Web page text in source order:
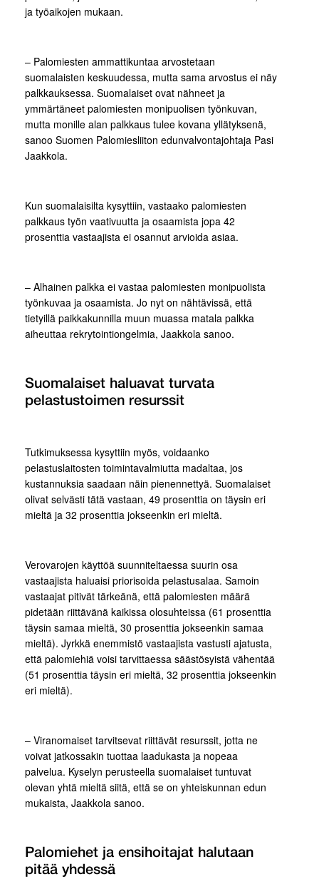
ja työaikojen mukaan.
– Palomiesten ammattikuntaa arvostetaan
suomalaisten keskuudessa, mutta sama arvostus ei näy
palkkauksessa. Suomalaiset ovat nähneet ja
ymmärtäneet palomiesten monipuolisen työnkuvan,
mutta monille alan palkkaus tulee kovana yllätyksenä,
sanoo Suomen Palomiesliiton edunvalvontajohtaja Pasi
Jaakkola.
Kun suomalaisilta kysyttiin, vastaako palomiesten
palkkaus työn vaativuutta ja osaamista jopa 42
prosenttia vastaajista ei osannut arvioida asiaa.
– Alhainen palkka ei vastaa palomiesten monipuolista
työnkuvaa ja osaamista. Jo nyt on nähtävissä, että
tietyillä paikkakunnilla muun muassa matala palkka
aiheuttaa rekrytointiongelmia, Jaakkola sanoo.
Suomalaiset haluavat turvata
pelastustoimen resurssit
Tutkimuksessa kysyttiin myös, voidaanko
pelastuslaitosten toimintavalmiutta madaltaa, jos
kustannuksia saadaan näin pienennettyä. Suomalaiset
olivat selvästi tätä vastaan, 49 prosenttia on täysin eri
mieltä ja 32 prosenttia jokseenkin eri mieltä.
Verovarojen käyttöä suunniteltaessa suurin osa
vastaajista haluaisi priorisoida pelastusalaa. Samoin
vastaajat pitivät tärkeänä, että palomiesten määrä
pidetään riittävänä kaikissa olosuhteissa (61 prosenttia
täysin samaa mieltä, 30 prosenttia jokseenkin samaa
mieltä). Jyrkkä enemmistö vastaajista vastusti ajatusta,
että palomiehiä voisi tarvittaessa säästösyistä vähentää
(51 prosenttia täysin eri mieltä, 32 prosenttia jokseenkin
eri mieltä).
– Viranomaiset tarvitsevat riittävät resurssit, jotta ne
voivat jatkossakin tuottaa laadukasta ja nopeaa
palvelua. Kyselyn perusteella suomalaiset tuntuvat
olevan yhtä mieltä siitä, että se on yhteiskunnan edun
mukaista, Jaakkola sanoo.
Palomiehet ja ensihoitajat halutaan
pitää yhdessä